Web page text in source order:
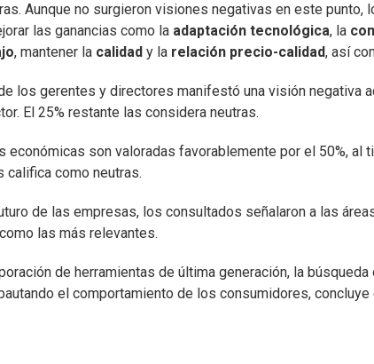
Aunque no surgieron visiones negativas en este punto,
las ganancias como la adaptación tecnológica, la
, mantener la calidad y la relación precio-calidad, así
los gerentes y directores manifestó una visión negativa
El 25% restante las considera neutras.
económicas son valoradas favorablemente por el 50%, al
califica como neutras.
de las empresas, los consultados señalaron a las
las más relevantes.
de herramientas de última generación, la
el comportamiento de los consumidores, concluye